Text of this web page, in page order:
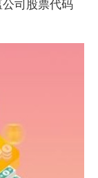
司股票代码